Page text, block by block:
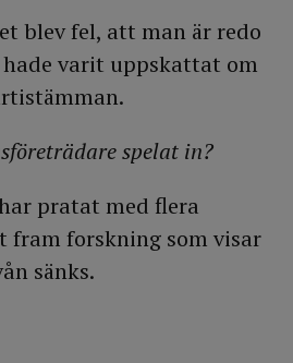
blev fel, att man är redo
varit uppskattat om
spelat in?
pratat med flera
fram forskning som visar
sänks.